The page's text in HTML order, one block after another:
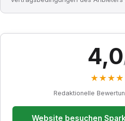
4,0
★ ★ ★ ★
Redaktionelle
Website besuchen